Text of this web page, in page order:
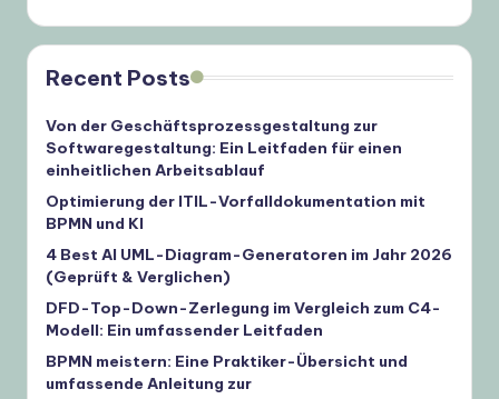
Recent Posts
Von der Geschäftsprozessgestaltung zur
Softwaregestaltung: Ein Leitfaden für einen
einheitlichen Arbeitsablauf
Optimierung der ITIL-Vorfalldokumentation mit
BPMN und KI
4 Best AI UML-Diagram-Generatoren im Jahr 2026
(Geprüft & Verglichen)
DFD-Top-Down-Zerlegung im Vergleich zum C4-
Modell: Ein umfassender Leitfaden
BPMN meistern: Eine Praktiker-Übersicht und
umfassende Anleitung zur